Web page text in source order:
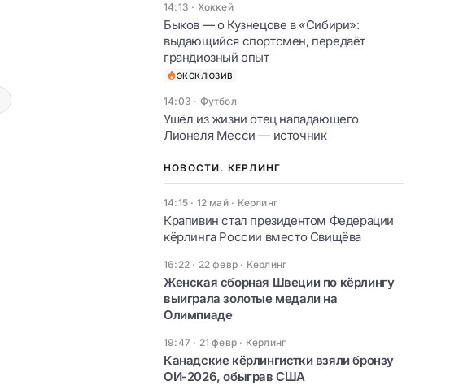
14:13 · Хоккей
Быков — о Кузнецове в «Сибири»:
выдающийся спортсмен, передаёт
грандиозный опыт
ЭКСКЛЮЗИВ
14:03 · Футбол
Ушёл из жизни отец нападающего
Лионеля Месси — источник
НОВОСТИ. КЕРЛИНГ
14:15 · 12 май· Керлинг
Крапивин стал президентом Федерации
кёрлинга России вместо Свищёва
16:22 · 22 февр · Керлинг
Женская сборная Швеции по кёрлингу
выиграла золотые медали на
Олимпиаде
19:47 · 21 февр · Керлинг
Канадские кёрлингистки взяли бронзу
ОИ-2026, обыграв США